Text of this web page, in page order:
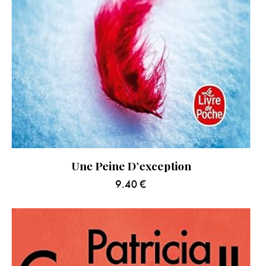
Une Peine D’exception
9.40 €